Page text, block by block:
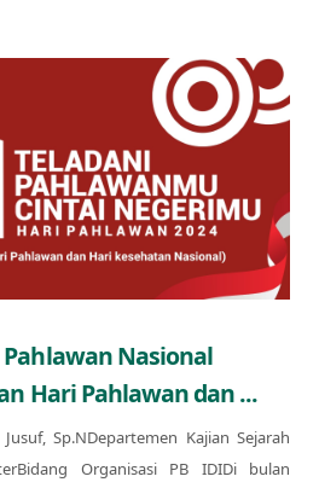
Nasional
Hari Pahlawan dan ...
Sp.NDepartemen Kajian Sejarah
Organisasi PB IDIDi bulan